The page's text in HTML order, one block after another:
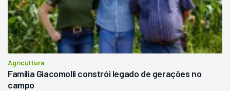
Agricultura
Família Giacomolli constrói legado de gerações no
campo